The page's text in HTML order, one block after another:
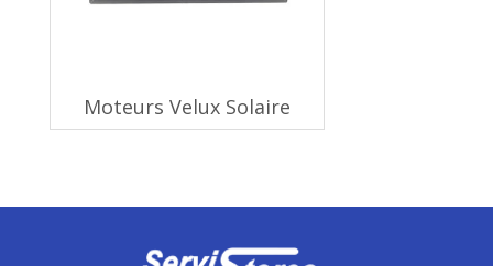
Moteurs Velux Solaire